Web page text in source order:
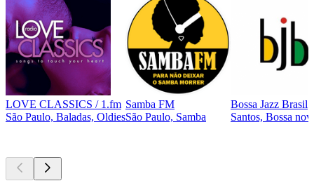
LOVE CLASSICS / 1.fm
São Paulo, Baladas, Oldies
Samba FM
São Paulo, Samba
Bossa Jazz Brasil
Santos, Bossa